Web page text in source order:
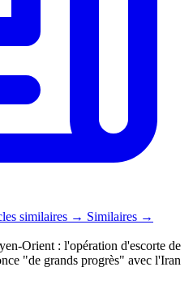
similaires → Similaires →